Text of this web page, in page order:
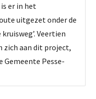
er in het
uitgezet onder de
Veertien
zich aan dit project,
Pesse-